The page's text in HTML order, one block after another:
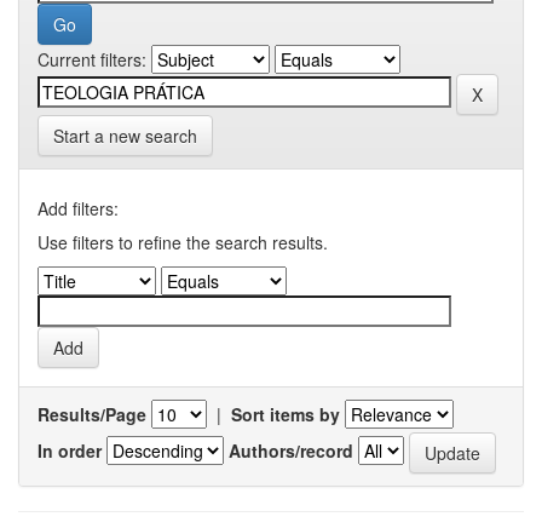
Current filters:
Start a new search
Add filters:
Use filters to refine the search results.
Results/Page | Sort items by
In order
Authors/record